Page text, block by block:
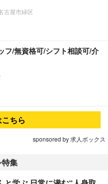
古屋市緑区
フ/無資格可/シフト相談可/介
ちら
sponsored by 求人ボックス
集